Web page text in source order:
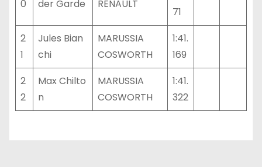
0
der Garde
RENAULT
71
2
1
Jules Bian
chi
MARUSSIA
COSWORTH
1:41.
169
2
2
Max Chilto
n
MARUSSIA
COSWORTH
1:41.
322